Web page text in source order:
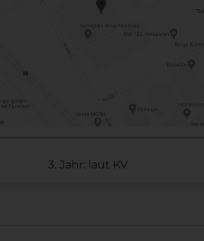
3. Jahr: laut KV